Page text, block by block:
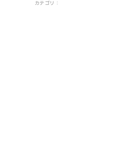
カテゴリ：